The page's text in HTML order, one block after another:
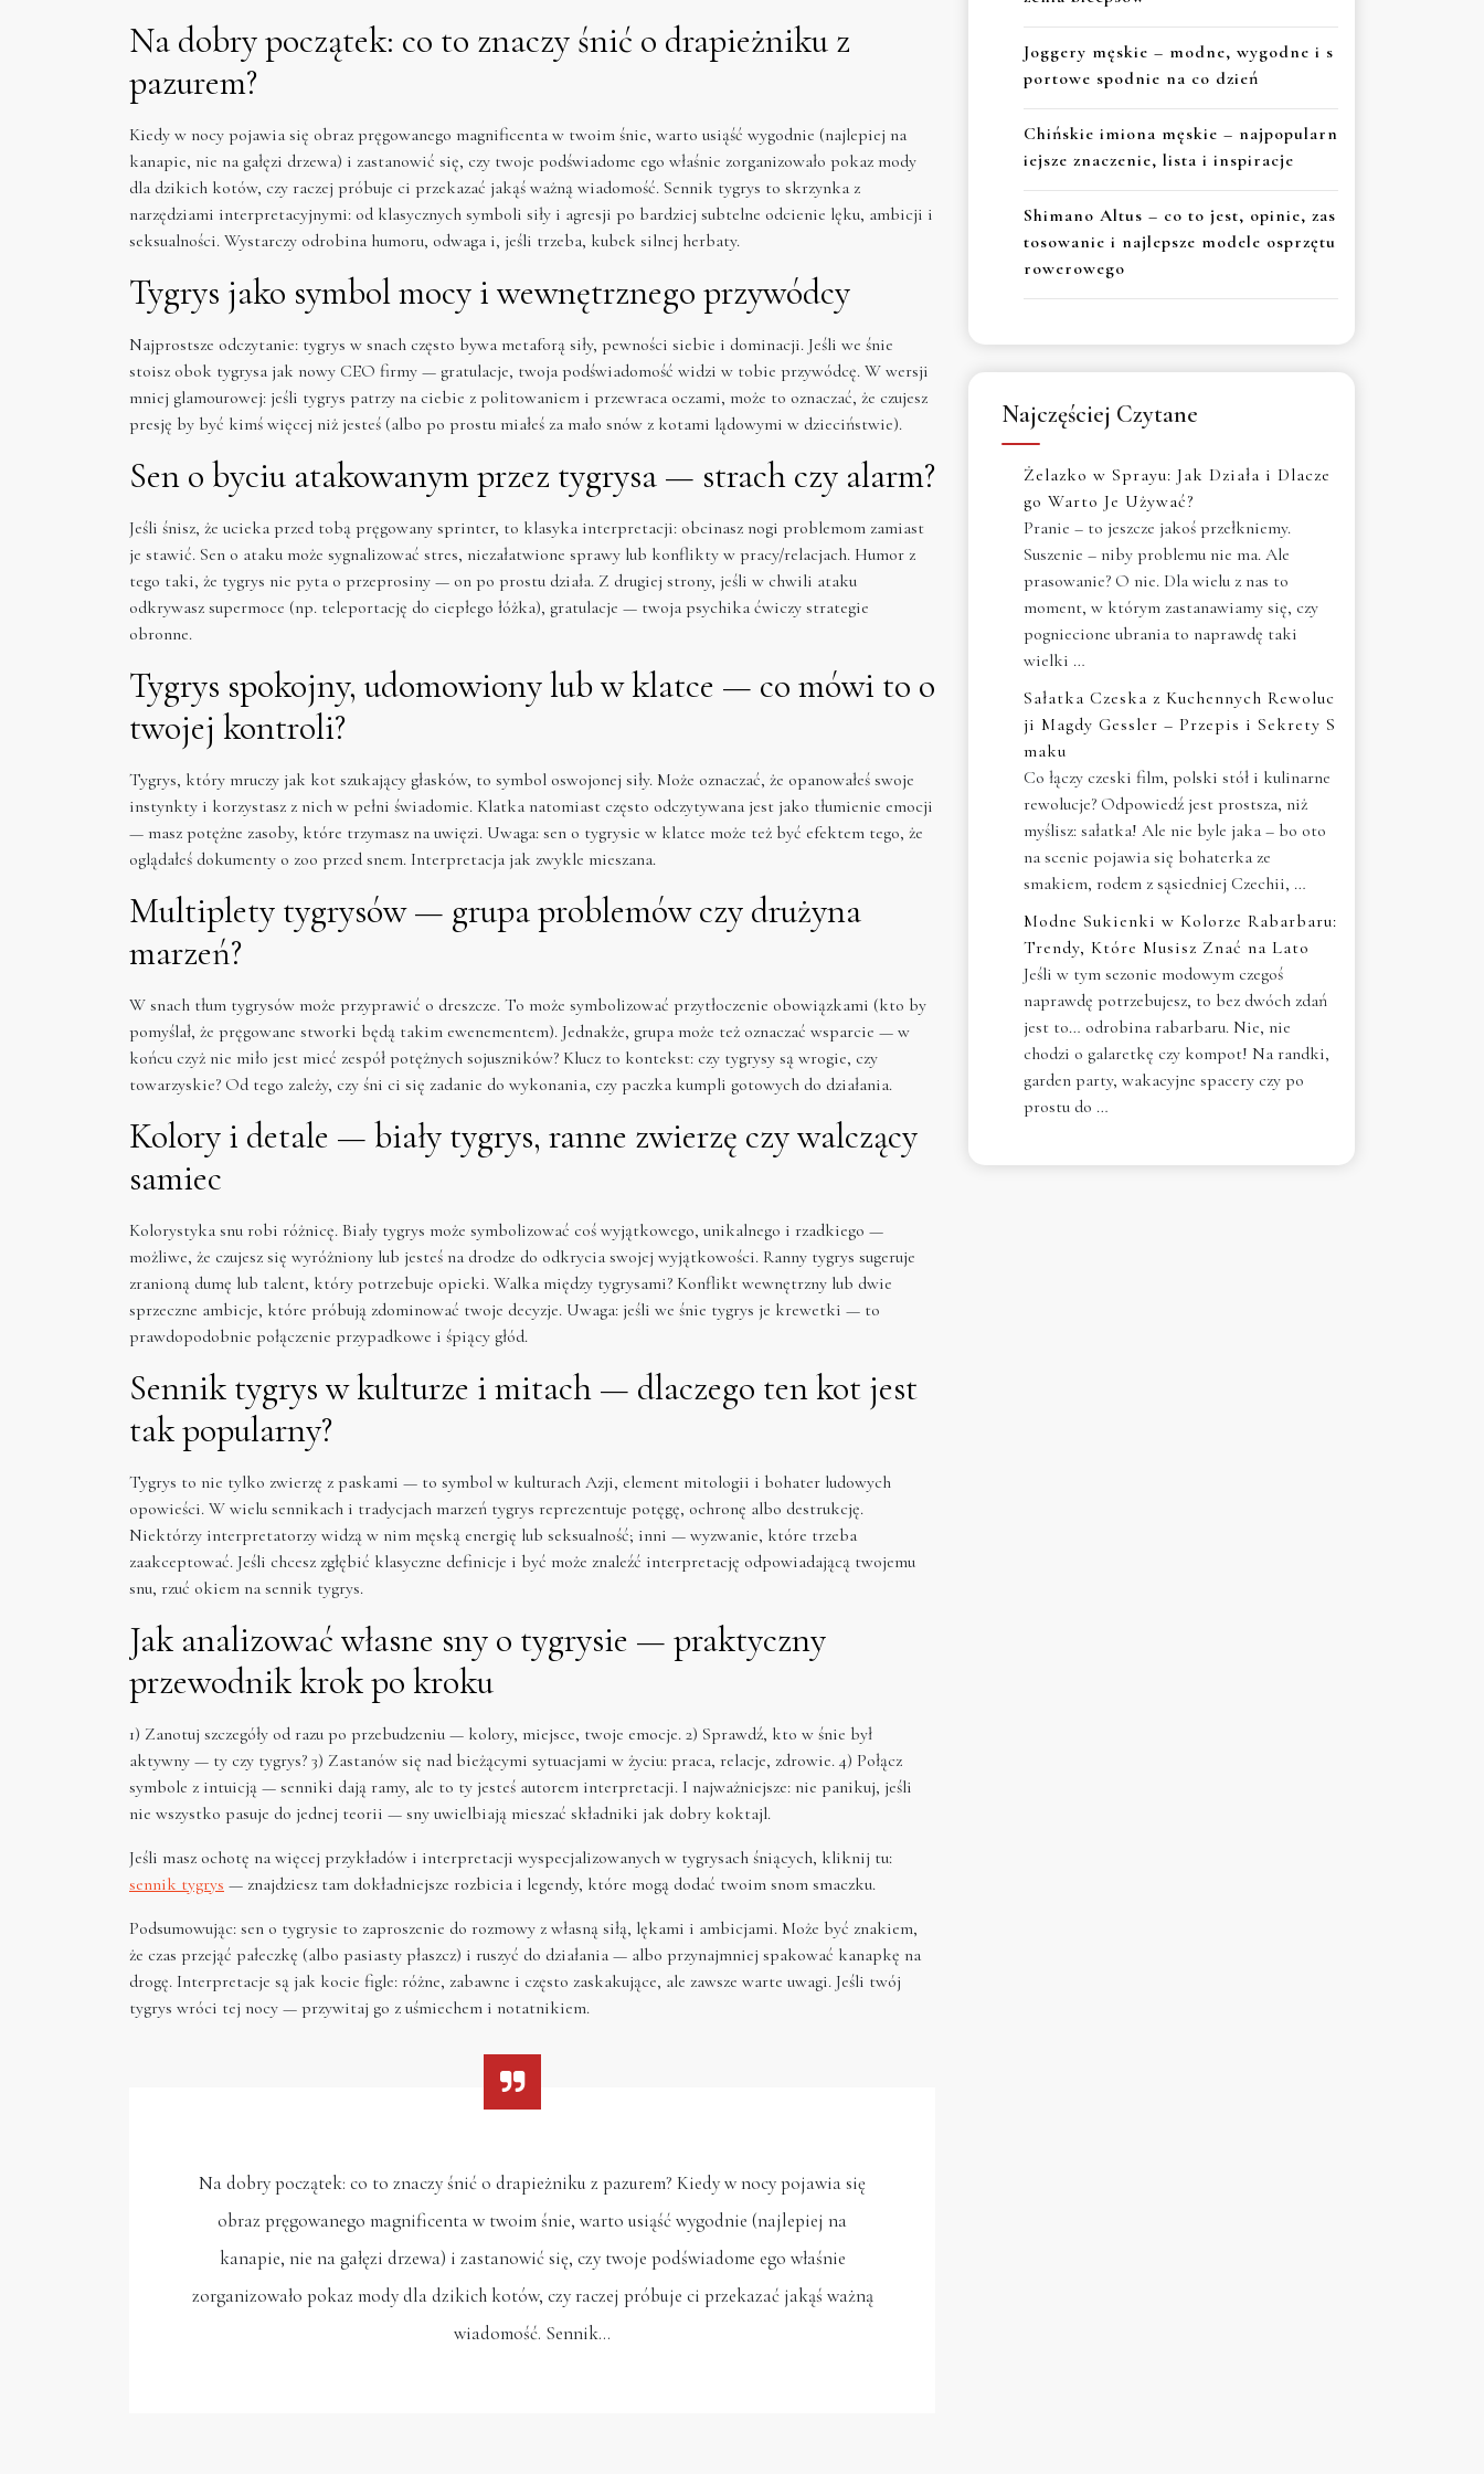
Na dobry początek: co to znaczy śnić o drapieżniku z
pazurem?
Kiedy w nocy pojawia się obraz pręgowanego magnificenta w twoim śnie, warto usiąść wygodnie (najlepiej na
kanapie, nie na gałęzi drzewa) i zastanowić się, czy twoje podświadome ego właśnie zorganizowało pokaz mody
dla dzikich kotów, czy raczej próbuje ci przekazać jakąś ważną wiadomość. Sennik tygrys to skrzynka z
narzędziami interpretacyjnymi: od klasycznych symboli siły i agresji po bardziej subtelne odcienie lęku, ambicji i
seksualności. Wystarczy odrobina humoru, odwaga i, jeśli trzeba, kubek silnej herbaty.
Tygrys jako symbol mocy i wewnętrznego przywódcy
Najprostsze odczytanie: tygrys w snach często bywa metaforą siły, pewności siebie i dominacji. Jeśli we śnie
stoisz obok tygrysa jak nowy CEO firmy — gratulacje, twoja podświadomość widzi w tobie przywódcę. W wersji
mniej glamourowej: jeśli tygrys patrzy na ciebie z politowaniem i przewraca oczami, może to oznaczać, że czujesz
presję by być kimś więcej niż jesteś (albo po prostu miałeś za mało snów z kotami lądowymi w dzieciństwie).
Sen o byciu atakowanym przez tygrysa — strach czy alarm?
Jeśli śnisz, że ucieka przed tobą pręgowany sprinter, to klasyka interpretacji: obcinasz nogi problemom zamiast
je stawić. Sen o ataku może sygnalizować stres, niezałatwione sprawy lub konflikty w pracy/relacjach. Humor z
tego taki, że tygrys nie pyta o przeprosiny — on po prostu działa. Z drugiej strony, jeśli w chwili ataku
odkrywasz supermoce (np. teleportację do ciepłego łóżka), gratulacje — twoja psychika ćwiczy strategie
obronne.
Tygrys spokojny, udomowiony lub w klatce — co mówi to o
twojej kontroli?
Tygrys, który mruczy jak kot szukający głasków, to symbol oswojonej siły. Może oznaczać, że opanowałeś swoje
instynkty i korzystasz z nich w pełni świadomie. Klatka natomiast często odczytywana jest jako tłumienie emocji
— masz potężne zasoby, które trzymasz na uwięzi. Uwaga: sen o tygrysie w klatce może też być efektem tego, że
oglądałeś dokumenty o zoo przed snem. Interpretacja jak zwykle mieszana.
Multiplety tygrysów — grupa problemów czy drużyna
marzeń?
W snach tłum tygrysów może przyprawić o dreszcze. To może symbolizować przytłoczenie obowiązkami (kto by
pomyślał, że pręgowane stworki będą takim ewenementem). Jednakże, grupa może też oznaczać wsparcie — w
końcu czyż nie miło jest mieć zespół potężnych sojuszników? Klucz to kontekst: czy tygrysy są wrogie, czy
towarzyskie? Od tego zależy, czy śni ci się zadanie do wykonania, czy paczka kumpli gotowych do działania.
Kolory i detale — biały tygrys, ranne zwierzę czy walczący
samiec
Kolorystyka snu robi różnicę. Biały tygrys może symbolizować coś wyjątkowego, unikalnego i rzadkiego —
możliwe, że czujesz się wyróżniony lub jesteś na drodze do odkrycia swojej wyjątkowości. Ranny tygrys sugeruje
zranioną dumę lub talent, który potrzebuje opieki. Walka między tygrysami? Konflikt wewnętrzny lub dwie
sprzeczne ambicje, które próbują zdominować twoje decyzje. Uwaga: jeśli we śnie tygrys je krewetki — to
prawdopodobnie połączenie przypadkowe i śpiący głód.
Sennik tygrys w kulturze i mitach — dlaczego ten kot jest
tak popularny?
Tygrys to nie tylko zwierzę z paskami — to symbol w kulturach Azji, element mitologii i bohater ludowych
opowieści. W wielu sennikach i tradycjach marzeń tygrys reprezentuje potęgę, ochronę albo destrukcję.
Niektórzy interpretatorzy widzą w nim męską energię lub seksualność; inni — wyzwanie, które trzeba
zaakceptować. Jeśli chcesz zgłębić klasyczne definicje i być może znaleźć interpretację odpowiadającą twojemu
snu, rzuć okiem na sennik tygrys.
Jak analizować własne sny o tygrysie — praktyczny
przewodnik krok po kroku
1) Zanotuj szczegóły od razu po przebudzeniu — kolory, miejsce, twoje emocje. 2) Sprawdź, kto w śnie był
aktywny — ty czy tygrys? 3) Zastanów się nad bieżącymi sytuacjami w życiu: praca, relacje, zdrowie. 4) Połącz
symbole z intuicją — senniki dają ramy, ale to ty jesteś autorem interpretacji. I najważniejsze: nie panikuj, jeśli
nie wszystko pasuje do jednej teorii — sny uwielbiają mieszać składniki jak dobry koktajl.
Jeśli masz ochotę na więcej przykładów i interpretacji wyspecjalizowanych w tygrysach śniących, kliknij tu:
sennik tygrys — znajdziesz tam dokładniejsze rozbicia i legendy, które mogą dodać twoim snom smaczku.
Podsumowując: sen o tygrysie to zaproszenie do rozmowy z własną siłą, lękami i ambicjami. Może być znakiem,
że czas przejąć pałeczkę (albo pasiasty płaszcz) i ruszyć do działania — albo przynajmniej spakować kanapkę na
drogę. Interpretacje są jak kocie figle: różne, zabawne i często zaskakujące, ale zawsze warte uwagi. Jeśli twój
tygrys wróci tej nocy — przywitaj go z uśmiechem i notatnikiem.
Na dobry początek: co to znaczy śnić o drapieżniku z pazurem? Kiedy w nocy pojawia się
obraz pręgowanego magnificenta w twoim śnie, warto usiąść wygodnie (najlepiej na
kanapie, nie na gałęzi drzewa) i zastanowić się, czy twoje podświadome ego właśnie
zorganizowało pokaz mody dla dzikich kotów, czy raczej próbuje ci przekazać jakąś ważną
wiadomość. Sennik…
Joggery męskie – modne, wygodne i s
portowe spodnie na co dzień
Chińskie imiona męskie – najpopularn
iejsze znaczenie, lista i inspiracje
Shimano Altus – co to jest, opinie, zas
tosowanie i najlepsze modele osprzętu
rowerowego
Najczęściej Czytane
Żelazko w Sprayu: Jak Działa i Dlacze
go Warto Je Używać?
Pranie – to jeszcze jakoś przełkniemy.
Suszenie – niby problemu nie ma. Ale
prasowanie? O nie. Dla wielu z nas to
moment, w którym zastanawiamy się, czy
pogniecione ubrania to naprawdę taki
wielki …
Sałatka Czeska z Kuchennych Rewoluc
ji Magdy Gessler – Przepis i Sekrety S
maku
Co łączy czeski film, polski stół i kulinarne
rewolucje? Odpowiedź jest prostsza, niż
myślisz: sałatka! Ale nie byle jaka – bo oto
na scenie pojawia się bohaterka ze
smakiem, rodem z sąsiedniej Czechii, …
Modne Sukienki w Kolorze Rabarbaru:
Trendy, Które Musisz Znać na Lato
Jeśli w tym sezonie modowym czegoś
naprawdę potrzebujesz, to bez dwóch zdań
jest to… odrobina rabarbaru. Nie, nie
chodzi o galaretkę czy kompot! Na randki,
garden party, wakacyjne spacery czy po
prostu do …